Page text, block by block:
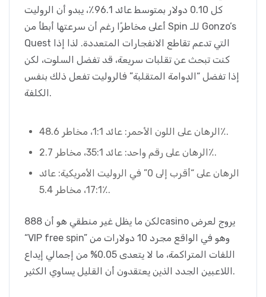
كل 0.10 دولار بمتوسط عائد 96.1٪، يبدو أن الروليت
أعلى مخاطرًا رغم أن سرعتها أبطأ من Spin للـ Gonzo’s
Quest التي تدعم تقاطع الانفجارات المتعددة. لذا إذا
كنت تبحث عن تقلبات سريعة، قد تفضل السلوت، لكن
إذا تفضل “الدوامة المتقلبة” فالروليت تفعل ذلك بنفس
الكلفة.
الرهان على اللون الأحمر: عائد 1:1، مخاطر 48.6٪.
الرهان على رقم واحد: عائد 35:1، مخاطر 2.7٪.
الرهان على “أقرب إلى 0” في الروليت الأمريكية: عائد
17:1، مخاطر 5.4٪.
لكن ما يظل غير منطقي هو أن 888casino يروج لعرض
“VIP free spin” وهو في الواقع مجرد 10 دولارات من
اللفات المتراكمة، ما لا يتعدى 0.05% من إجمالي إيداع
اللاعبين الجدد الذين يعتقدون أن القليل يساوي الكثير.